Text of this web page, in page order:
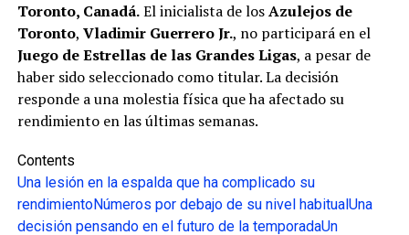
Toronto, Canadá.El inicialista de losAzulejos de
Toronto, Vladimir Guerrero Jr., no participará en el
Juego de Estrellas de las Grandes Ligas, a pesar de
haber sido seleccionado como titular. La decisión
responde a una molestia física que ha afectado su
rendimiento en las últimas semanas.
Contents
Una lesión en la espalda que ha complicado su
rendimientoNúmeros por debajo de su nivel habitual Una
decisión pensando en el futuro de la temporadaUn